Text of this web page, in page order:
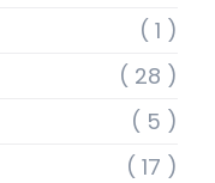
( 1 )
( 28 )
( 5 )
( 17 )